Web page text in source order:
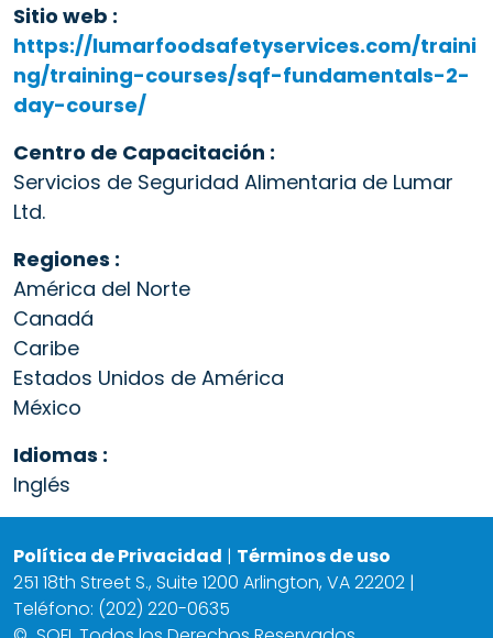
Sitio web :
https://lumarfoodsafetyservices.com/traini
ng/training-courses/sqf-fundamentals-2-
day-course/
Centro de Capacitación :
Servicios de Seguridad Alimentaria de Lumar
Ltd.
Regiones :
América del Norte
Canadá
Caribe
Estados Unidos de América
México
Idiomas :
Inglés
Política de Privacidad | Términos de uso
251 18th Street S., Suite 1200 Arlington, VA 22202 |
Teléfono: (202) 220-0635